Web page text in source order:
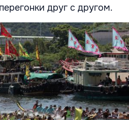
друг с другом.